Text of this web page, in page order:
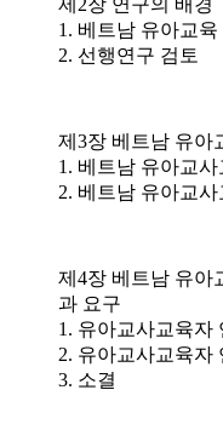
제2장 연구의 배경
1. 베트남 유아교육
2. 선행연구 검토
제3장 베트남 유아
1. 베트남 유아교
2. 베트남 유아교
제4장 베트남 유아
과 요구
1. 유아교사교육자
2. 유아교사교육자
3. 소결